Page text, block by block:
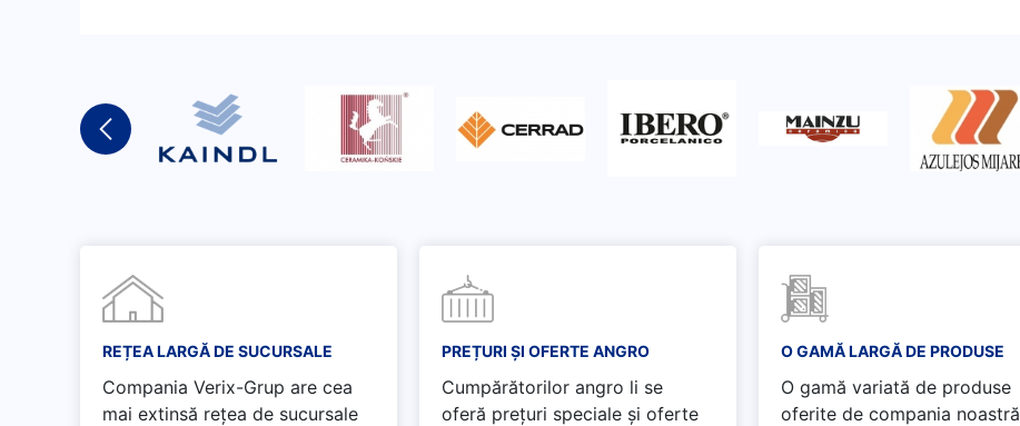
REȚEA LARGĂ DE SUCURSALE
Compania Verix-Grup are cea
mai extinsă rețea de sucursale
PREȚURI ȘI OFERTE ANGRO
Cumpărătorilor angro li se
oferă prețuri speciale și oferte
O GAMĂ LARGĂ DE PRODUSE
O gamă variată de produse
oferite de compania noastră